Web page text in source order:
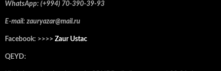
WhatsApp: (+994) 70-390-39-93
E-mail: zauryazar@mail.ru
Facebook: >>>> Zaur Ustac
QEYD: